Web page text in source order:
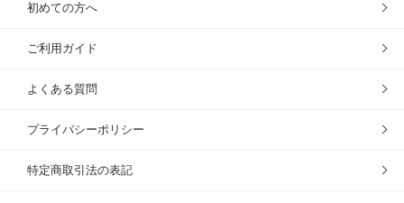
初めての方へ
ご利用ガイド
よくある質問
プライバシーポリシー
特定商取引法の表記